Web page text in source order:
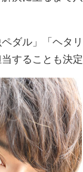
ダル」「ヘタ
することも決定